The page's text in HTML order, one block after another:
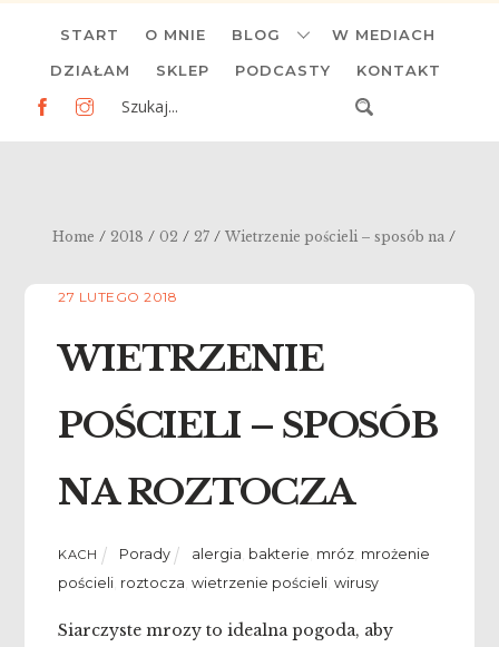
content
START O MNIE BLOG W MEDIACH
DZIAŁAM SKLEP PODCASTY KONTAKT
Home / 2018 / 02 / 27 / Wietrzenie pościeli – sposób na /
27 LUTEGO 2018
WIETRZENIE
POŚCIELI – SPOSÓB
NA ROZTOCZA
KACH Porady alergia bakterie mróz, mrożenie
pościeli roztocza ,wietrzenie pościeli ,wirusy
Siarczyste mrozy to idealna pogoda, aby